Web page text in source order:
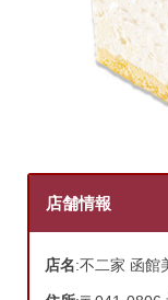
店舗情報
店名:不二家 函館